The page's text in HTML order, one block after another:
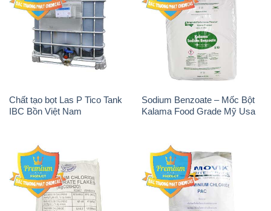
Chất tạo bọt Las P Tico Tank
IBC Bồn Việt Nam
Sodium Benzoate – Mốc Bột
Kalama Food Grade Mỹ Usa